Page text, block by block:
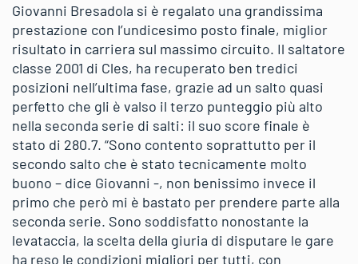
Giovanni Bresadola si è regalato una grandissima
prestazione con l’undicesimo posto finale, miglior
risultato in carriera sul massimo circuito. Il saltatore
classe 2001 di Cles, ha recuperato ben tredici
posizioni nell’ultima fase, grazie ad un salto quasi
perfetto che gli è valso il terzo punteggio più alto
nella seconda serie di salti: il suo score finale è
stato di 280.7. “Sono contento soprattutto per il
secondo salto che è stato tecnicamente molto
buono – dice Giovanni -, non benissimo invece il
primo che però mi è bastato per prendere parte alla
seconda serie. Sono soddisfatto nonostante la
levataccia, la scelta della giuria di disputare le gare
ha reso le condizioni migliori per tutti, con